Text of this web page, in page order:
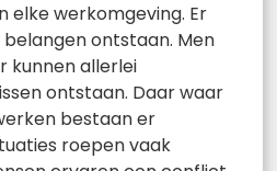
elke werkomgeving. Er
ontstaan. Men
kunnen allerlei
ontstaan. Daar waar
bestaan er
roepen vaak